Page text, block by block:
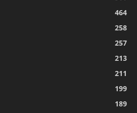
464
258
257
213
211
199
189